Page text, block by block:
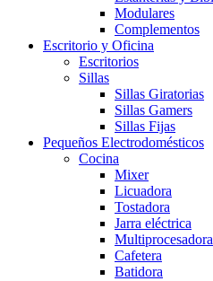
Modulares
Complementos
Escritorio y Oficina
Escritorios
Sillas
Sillas Giratorias
Sillas Gamers
Sillas Fijas
Pequeños Electrodomésticos
Cocina
Mixer
Licuadora
Tostadora
Jarra eléctrica
Multiprocesadora
Cafetera
Batidora